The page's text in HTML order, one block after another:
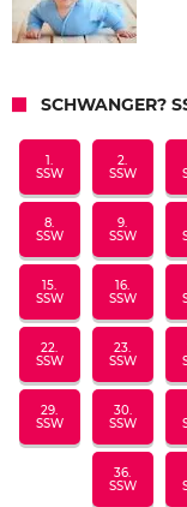
SCHWANGER?
1.
SSW
2.
SSW
8.
SSW
9.
SSW
15.
SSW
16.
SSW
22.
SSW
23.
SSW
29.
SSW
30.
SSW
36.
SSW